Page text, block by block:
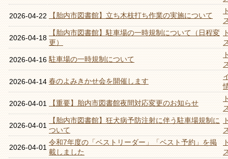
2026-04-22 【胎内市図書館】立ち木枝打ち作業の実施について
2026-04-18
【胎内市図書館】駐車場の一時規制について（日程変
更）
2026-04-16 駐車場の一時規制について
2026-04-14 春のよみきかせ会を開催します
2026-04-01 【重要】胎内市図書館夜間対応変更のお知らせ
2026-04-01
【胎内市図書館】狂犬病予防注射に伴う駐車場規制に
ついて
2026-04-01
令和7年度の「ベストリーダー」「ベスト予約」を掲
載しました